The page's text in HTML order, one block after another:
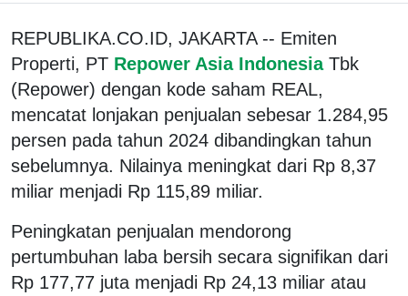
REPUBLIKA.CO.ID, JAKARTA -- Emiten
Properti, PT Repower Asia Indonesia Tbk
(Repower) dengan kode saham REAL,
mencatat lonjakan penjualan sebesar 1.284,95
persen pada tahun 2024 dibandingkan tahun
sebelumnya. Nilainya meningkat dari Rp 8,37
miliar menjadi Rp 115,89 miliar.
Peningkatan penjualan mendorong
pertumbuhan laba bersih secara signifikan dari
Rp 177,77 juta menjadi Rp 24,13 miliar atau